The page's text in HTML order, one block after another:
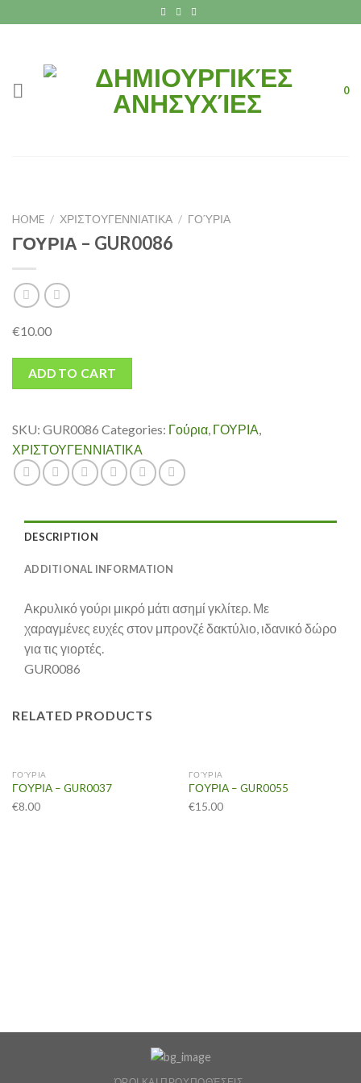
to
0
HOME / ΧΡΙΣΤΟΥΓΕΝΝΙΑΤΙΚΑ / ΓΟΎΡΙΑ
ΓΟΥΡΙΑ – GUR0086
€10.00
ADD TO CART
SKU: GUR0086 Categories: Γούρια ΓΟΥΡΙΑ
ΧΡΙΣΤΟΥΓΕΝΝΙΑΤΙΚΑ
DESCRIPTION
ADDITIONAL INFORMATION
Ακρυλικό γούρι μικρό μάτι ασημί γκλίτερ. Με
χαραγμένες ευχές στον μπρονζέ δακτύλιο, ιδανικό δώρο
για τις γιορτές.
GUR0086
RELATED PRODUCTS
ΓΟΎΡΙΑ
ΓΟΥΡΙΑ – GUR0037
€8.00
ΓΟΎΡΙΑ
ΓΟΥΡΙΑ – GUR0055
€15.00